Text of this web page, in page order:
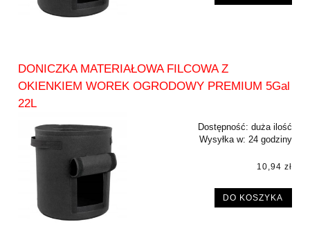
DONICZKA MATERIAŁOWA FILCOWA Z
OKIENKIEM WOREK OGRODOWY PREMIUM 5Gal
22L
Dostępność: duża ilość
Wysyłka w: 24 godziny
10,94 zł
DO KOSZYKA